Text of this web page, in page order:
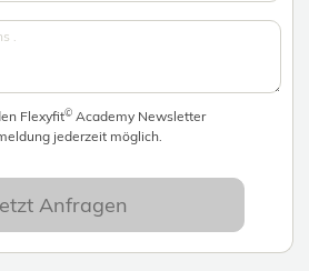
Flexyfit© Academy Newsletter
jederzeit möglich.
Anfragen